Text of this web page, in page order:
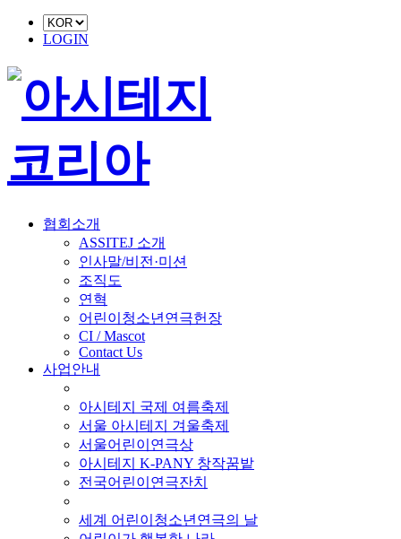
LOGIN
협회소개
ASSITEJ 소개
인사말/비전·미션
조직도
연혁
어린이청소년연극헌장
CI / Mascot
Contact Us
사업안내
아시테지 국제 여름축제
서울 아시테지 겨울축제
서울어린이연극상
아시테지 K-PANY 창작꿈밭
전국어린이연극잔치
세계 어린이청소년연극의 날